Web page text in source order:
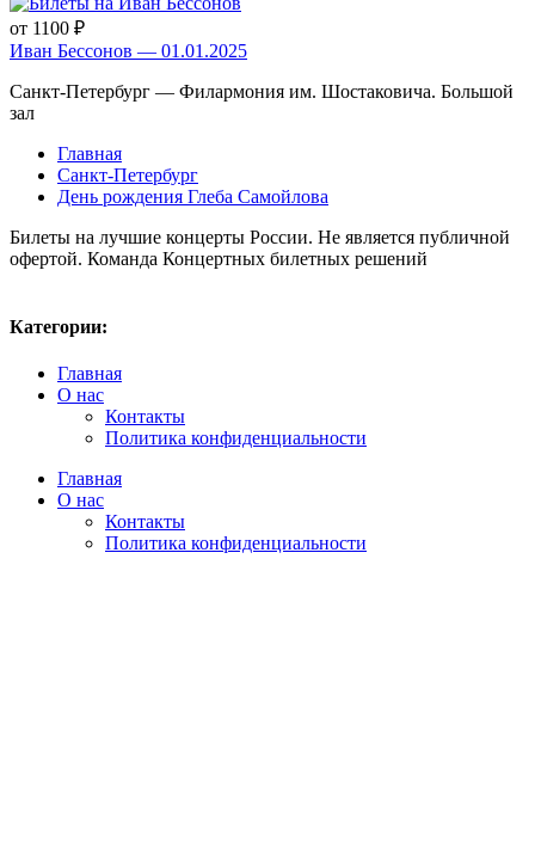
от 1100 ₽
Иван Бессонов — 01.01.2025
Санкт-Петербург — Филармония им. Шостаковича. Большой
зал
Главная
Санкт-Петербург
День рождения Глеба Самойлова
Билеты на лучшие концерты России. Не является публичной
офертой. Команда Концертных билетных решений
Категории:
Главная
О нас
Контакты
Политика конфиденциальности
Главная
О нас
Контакты
Политика конфиденциальности